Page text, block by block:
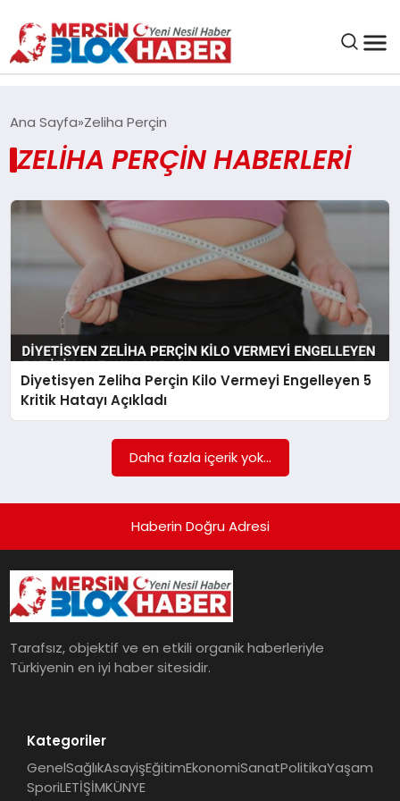
SAĞLIK
ASAYIŞ
EĞITIM
EKONOMI
SANAT
POLITIKA
ILETİŞİM
Ana Sayfa Zeliha Perçin
ZELIHA PERÇIN HABERLERI
Diyetisyen Zeliha Perçin Kilo Vermeyi Engelleyen 5
Kritik Hatayı Açıkladı
Daha fazla içerik yok...
Haberin Doğru Adresi
Tarafsız, objektif ve en etkili organik haberleriyle
Türkiyenin en iyi haber sitesidir.
Kategoriler
GenelSağlıkAsayişEğitimEkonomiSanatPolitikaYaşam
SporiLETİŞİMKÜNYE